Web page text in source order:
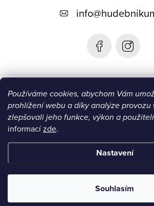
Používáme cookies, abychom Vám
prohlížení webu a díky analýze
zlepšovali jeho funkce, výkon a
informacízde.
Nastavení
Souhlasím
info@
Informace
Blog
Instagram
Copyright 2026HUDEBNIKUM.CZ. Všechna